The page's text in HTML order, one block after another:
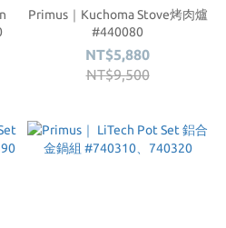
Primus｜Kuchoma Stove烤肉爐
#440080
NT$5,880
NT$9,500